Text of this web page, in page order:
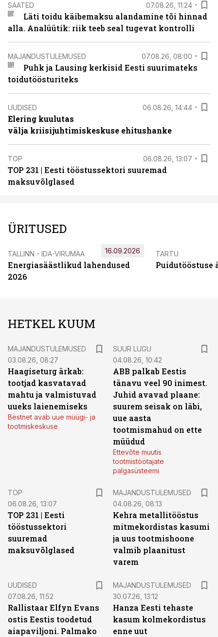
SAATED 07.08.26, 11:24
Läti toidu käibemaksu alandamine tõi hinnad
alla. Analüütik: riik teeb seal tugevat kontrolli
MAJANDUSTULEMUSED 07.08.26, 08:00
Puhk ja Lausing kerkisid Eesti suurimateks
toidutöösturiteks
UUDISED 06.08.26, 14:44
Elering kuulutas
välja kriisijuhtimiskeskuse ehitushanke
TOP 06.08.26, 13:07
TOP 231 | Eesti tööstussektori suuremad
maksuvõlglased
ÜRITUSED
TALLINN - IDA-VIRUMAA
Energiasäästlikud lahendused
2026
16.09.2026 TARTU
Puidutööstuse
HETKEL KUUM
MAJANDUSTULEMUSED
03.08.26, 08:27
Haagiseturg ärkab:
tootjad kasvatavad
mahtu ja valmistuvad
uueks laienemiseks
Bestnet avab uue müügi- ja
tootmiskeskuse
SUUR LUGU
04.08.26, 10:42
ABB palkab Eestis
tänavu veel 90 inimest.
Juhid avavad plaane:
suurem seisak on läbi,
uue aasta
tootmismahud on ette
müüdud
Ettevõte muutis
tootmistöötajate
palgasüsteemi
TOP
06.08.26, 13:07
TOP 231 | Eesti
tööstussektori
suuremad
maksuvõlglased
MAJANDUSTULEMUSED
04.08.26, 08:13
Kehra metallitööstus
mitmekordistas kasumi
ja uus tootmishoone
valmib plaanitust
varem
UUDISED
07.08.26, 11:52
Rallistaar Elfyn Evans
ostis Eestis toodetud
aiapaviljoni. Palmako
MAJANDUSTULEMUSED
30.07.26, 13:12
Hanza Eesti tehaste
kasum kolmekordistus
enne uut